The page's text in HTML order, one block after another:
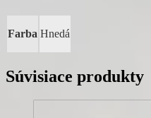
Farba Hnedá
Súvisiace produkty